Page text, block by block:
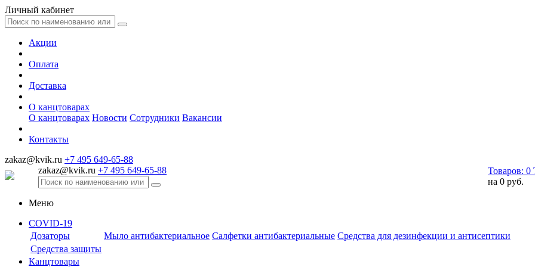
Личный кабинет
Акции
Оплата
Доставка
О канцтоварах
О канцтоварах Новости Сотрудники Вакансии
Контакты
zakaz@kvik.ru +7 495 649-65-88
zakaz@kvik.ru +7 495 649-65-88 Товаров: 0
на 0 руб.
Меню
COVID-19
Дозаторы
Мыло антибактериальное Салфетки антибактериальные Средства для дезинфекции и антисептики
Средства защиты
Канцтовары